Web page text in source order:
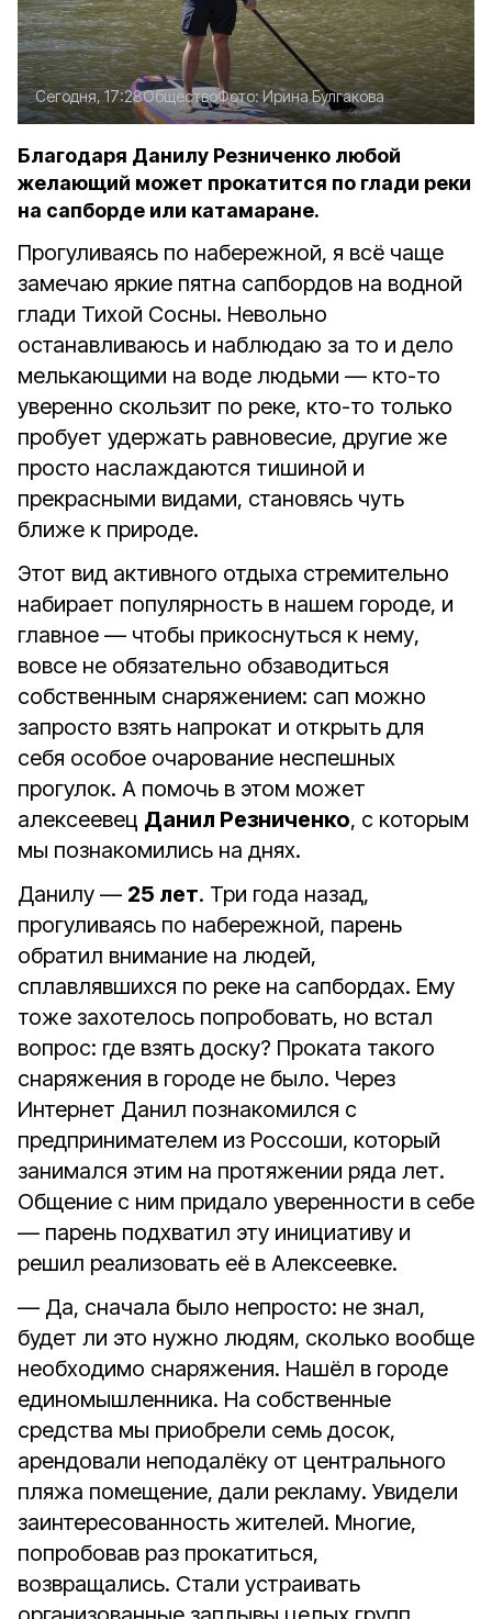
Сегодня, 17:28ОбществоФото:Ирина Булгакова
Благодаря Данилу Резниченко любой
желающий может прокатится по глади реки
на сапборде или катамаране.
Прогуливаясь по набережной, я всё чаще
замечаю яркие пятна сапбордов на водной
глади Тихой Сосны. Невольно
останавливаюсь и наблюдаю за то и дело
мелькающими на воде людьми — кто-то
уверенно скользит по реке, кто-то только
пробует удержать равновесие, другие же
просто наслаждаются тишиной и
прекрасными видами, становясь чуть
ближе к природе.
Этот вид активного отдыха стремительно
набирает популярность в нашем городе, и
главное — чтобы прикоснуться к нему,
вовсе не обязательно обзаводиться
собственным снаряжением: сап можно
запросто взять напрокат и открыть для
себя особое очарование неспешных
прогулок. А помочь в этом может
алексеевец Данил Резниченко, с которым
мы познакомились на днях.
Данилу — 25 лет. Три года назад,
прогуливаясь по набережной, парень
обратил внимание на людей,
сплавлявшихся по реке на сапбордах. Ему
тоже захотелось попробовать, но встал
вопрос: где взять доску? Проката такого
снаряжения в городе не было. Через
Интернет Данил познакомился с
предпринимателем из Россоши, который
занимался этим на протяжении ряда лет.
Общение с ним придало уверенности в себе
— парень подхватил эту инициативу и
решил реализовать её в Алексеевке.
— Да, сначала было непросто: не знал,
будет ли это нужно людям, сколько вообще
необходимо снаряжения. Нашёл в городе
единомышленника. На собственные
средства мы приобрели семь досок,
арендовали неподалёку от центрального
пляжа помещение, дали рекламу. Увидели
заинтересованность жителей. Многие,
попробовав раз прокатиться,
возвращались. Стали устраивать